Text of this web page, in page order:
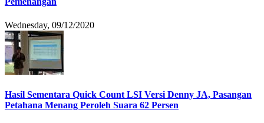
Wednesday, 09/12/2020
Hasil Sementara Quick Count LSI Versi Denny JA, Pasangan
Petahana Menang Peroleh Suara 62 Persen